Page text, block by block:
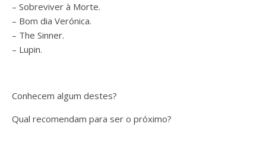
– Sobreviver à Morte.
– Bom dia Verónica.
– The Sinner.
– Lupin.
Conhecem algum destes?
Qual recomendam para ser o próximo?